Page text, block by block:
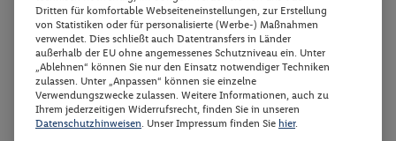
Abflugzeiten werden nachgereicht
THE STUDIO
Ohne Verpflegung
p.P.
551.-
Veranstalter:DERTOUR Deutschland
Dritten für komfortable Webseiteneinstellungen, zur Erstellung
von Statistiken oder für personalisierte (Werbe-) Maßnahmen
verwendet. Dies schließt auch Datentransfers in Länder
außerhalb der EU ohne angemessenes Schutzniveau ein. Unter
„Ablehnen“ können Sie nur den Einsatz notwendiger Techniken
zulassen. Unter „Anpassen“ können sie einzelne
Verwendungszwecke zulassen. Weitere Informationen, auch zu
Ihrem jederzeitigen Widerrufsrecht, finden Sie in unseren
Datenschutzhinweisen. Unser Impressum finden Sie hier.